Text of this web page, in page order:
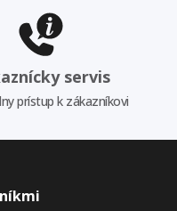
servis
prístup k zákazníkovi